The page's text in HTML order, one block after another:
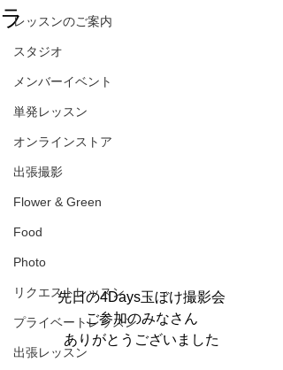
レッスンのご案内
スタジオ
メンバーイベント
単発レッスン
オンラインストア
出張撮影
Flower & Green
Food
Photo
リクエストレッスン
プライベートレッスン
出張レッスン
ラ
先日の4Days玉ぼけ撮影会
ご参加のみなさん
ありがとうございました